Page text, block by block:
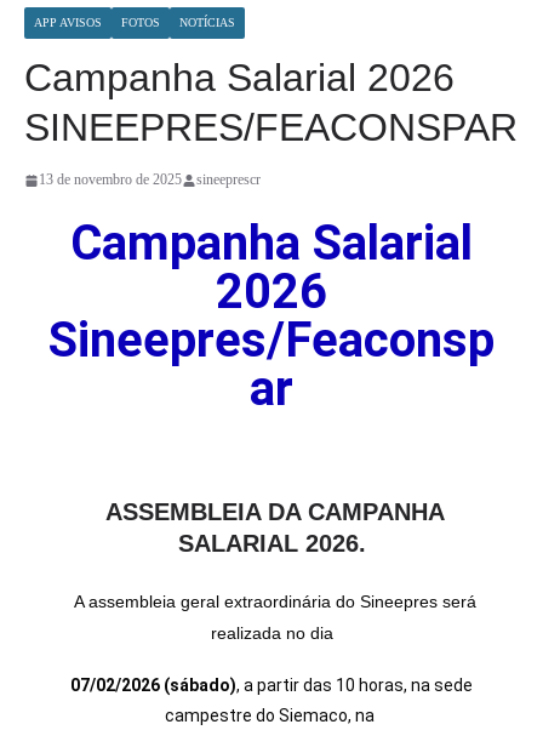
APP AVISOS FOTOS NOTÍCIAS
Campanha Salarial 2026
SINEEPRES/FEACONSPAR
13 de novembro de 2025 sineeprescr
Campanha Salarial
2026
Sineepres/Feaconsp
ar
ASSEMBLEIA DA CAMPANHA
SALARIAL 2026.
A assembleia geral extraordinária do Sineepres será
realizada no dia
07/02/2026 (sábado), a partir das 10 horas, na sede
campestre do Siemaco, na